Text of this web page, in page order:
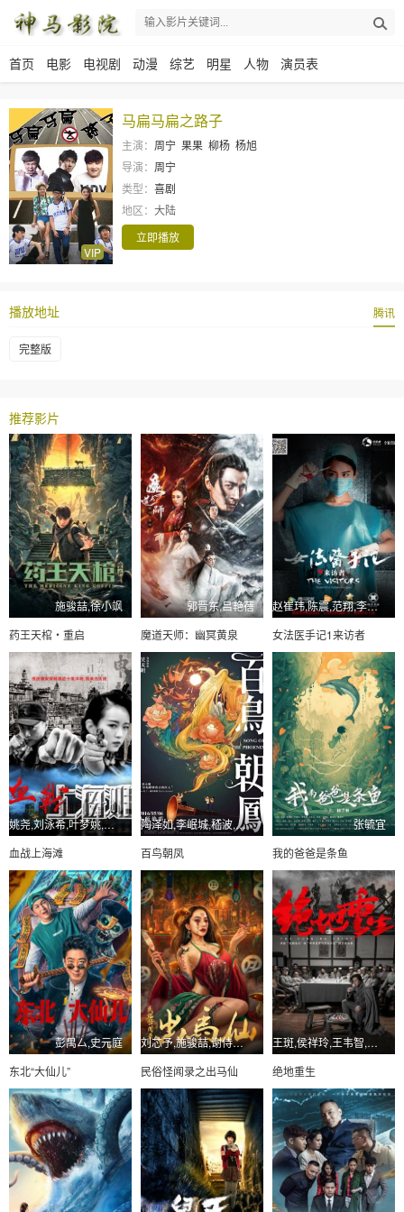
首页 电影 电视剧 动漫 综艺 明星 人物 演员表
VIP
马扁马扁之路子
主演： 周宁 果果 柳杨 杨旭
导演： 周宁
类型： 喜剧
地区： 大陆
立即播放
播放地址 腾讯
完整版
推荐影片
施骏喆,徐小飒
药王天棺・重启
郭晋东,吕艳蓓
魔道天师：幽冥黄泉
赵崔玮,陈震,范翔,李一宁
女法医手记1来访者
姚尧,刘泳希,叶梦姚,李建新
血战上海滩
陶泽如,李岷城,嵇波,胡先煦
百鸟朝凤
张毓宜
我的爸爸是条鱼
彭禺厶,史元庭
东北“大仙儿”
刘芯予,施骏喆,谢侍辛,陈创,丛思涵,岳冬峰,赵秋生
民俗怪闻录之出马仙
王斑,侯祥玲,王韦智,源唯杰,曾培,陈旺林,郭允翰
绝地重生